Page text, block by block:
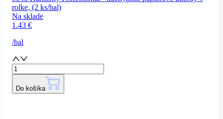
rolke, (2 ks/bal)
Na sklade
1.43 €
/bal
Do košíka